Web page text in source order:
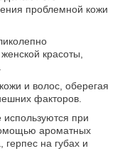
проблемной кожи
красоты,
и волос, оберегая
факторов.
при
ароматных
герпес на губах и